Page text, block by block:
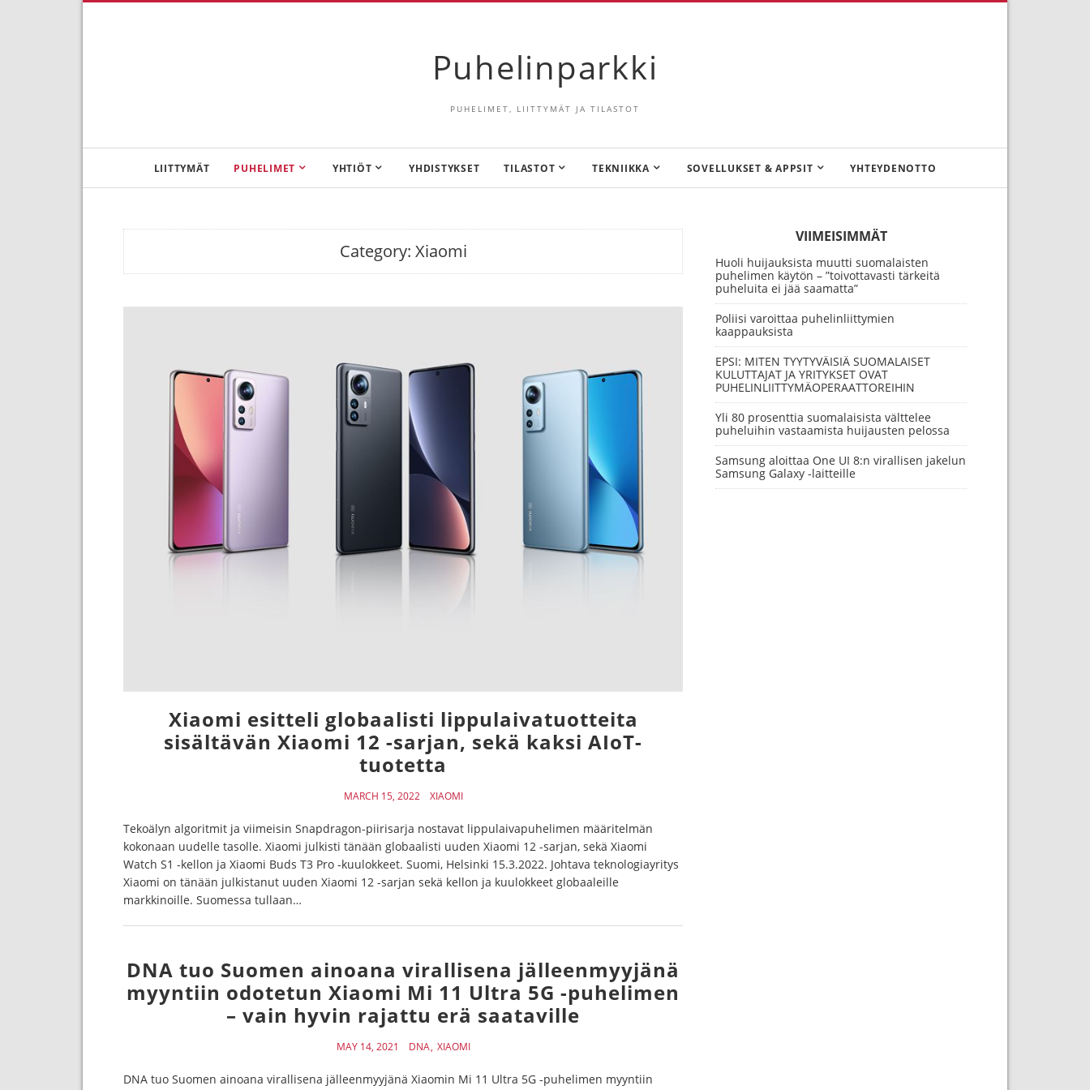
Puhelinparkki
PUHELIMET, LIITTYMÄT JA TILASTOT
LIITTYMÄT PUHELIMET YHTIÖT YHDISTYKSET TILASTOT TEKNIIKKA SOVELLUKSET & APPSIT YHTEYDENOTTO
Category: Xiaomi
Xiaomi esitteli globaalisti lippulaivatuotteita
sisältävän Xiaomi 12 -sarjan, sekä kaksi AIoT-
tuotetta
MARCH 15, 2022 XIAOMI
Tekoälyn algoritmit ja viimeisin Snapdragon-piirisarja nostavat lippulaivapuhelimen määritelmän
kokonaan uudelle tasolle. Xiaomi julkisti tänään globaalisti uuden Xiaomi 12 -sarjan, sekä Xiaomi
Watch S1 -kellon ja Xiaomi Buds T3 Pro -kuulokkeet. Suomi, Helsinki 15.3.2022. Johtava teknologiayritys
Xiaomi on tänään julkistanut uuden Xiaomi 12 -sarjan sekä kellon ja kuulokkeet globaaleille
markkinoille. Suomessa tullaan…
DNA tuo Suomen ainoana virallisena jälleenmyyjänä
myyntiin odotetun Xiaomi Mi 11 Ultra 5G -puhelimen
– vain hyvin rajattu erä saataville
MAY 14, 2021 DNA XIAOMI
DNA tuo Suomen ainoana virallisena jälleenmyyjänä Xiaomin Mi 11 Ultra 5G -puhelimen myyntiin
VIIMEISIMMÄT
Huoli huijauksista muutti suomalaisten
puhelimen käytön – ”toivottavasti tärkeitä
puheluita ei jää saamatta”
Poliisi varoittaa puhelinliittymien
kaappauksista
EPSI: MITEN TYYTYVÄISIÄ SUOMALAISET
KULUTTAJAT JA YRITYKSET OVAT
PUHELINLIITTYMÄOPERAATTOREIHIN
Yli 80 prosenttia suomalaisista välttelee
puheluihin vastaamista huijausten pelossa
Samsung aloittaa One UI 8:n virallisen jakelun
Samsung Galaxy -laitteille